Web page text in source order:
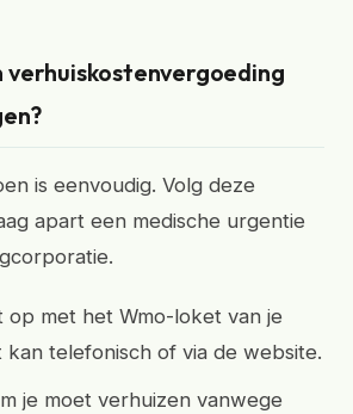
verhuiskostenvergoeding
is eenvoudig. Volg deze
apart een medische urgentie
op met het Wmo-loket van je
kan telefonisch of via de website.
je moet verhuizen vanwege